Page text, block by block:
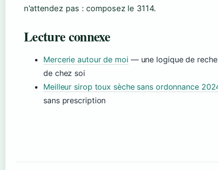
n’attendez pas : composez le 3114.
Lecture connexe
Mercerie autour de moi — une logique de
de chez soi
Meilleur sirop toux sèche sans ordonnance
sans prescription